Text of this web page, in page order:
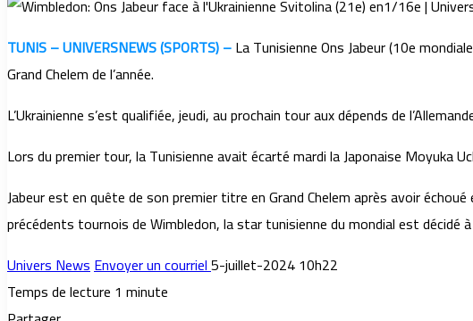
TUNIS – UNIVERSNEWS (SPORTS) –La Tunisienne Ons Jabeur (10e
Grand Chelem de l’année.
L’Ukrainienne s’est qualifiée, jeudi, au prochain tour aux dépends de
Lors du premier tour, la Tunisienne avait écarté mardi la Japonaise Moyuka
Jabeur est en quête de son premier titre en Grand Chelem après avoir
précédents tournois de Wimbledon, la star tunisienne du mondial est
Univers NewsEnvoyer un courriel5-juillet-2024 10h22
Temps de lecture 1 minute